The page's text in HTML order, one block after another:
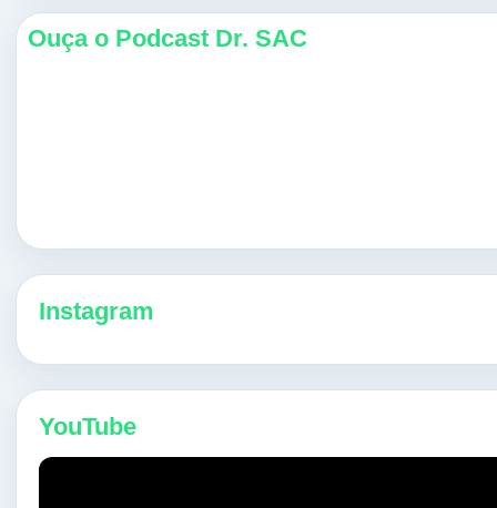
Ouça o Podcast Dr. SAC
Instagram
YouTube